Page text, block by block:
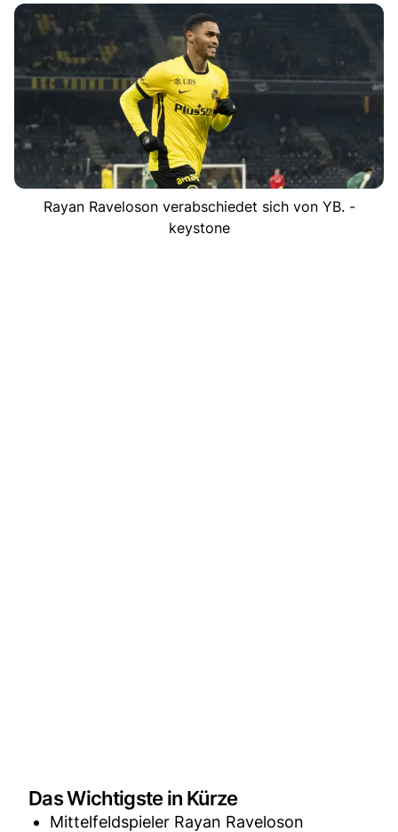
Rayan Raveloson verabschiedet sich von YB. -
keystone
Das Wichtigste in Kürze
Mittelfeldspieler Rayan Raveloson